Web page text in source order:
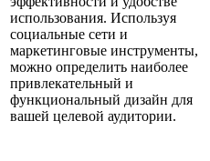
использования. Используя
социальные сети и
маркетинговые инструменты,
можно определить наиболее
привлекательный и
функциональный дизайн для
вашей целевой аудитории.